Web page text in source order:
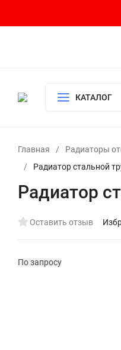
КАТАЛОГ
Главная / Радиаторы
/
Радиатор стальной
Радиатор
Оставить отзыв
По запросу